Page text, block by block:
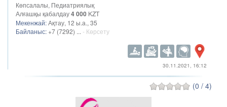
Көпсалалы, Педиатриялық
Алғашқы қабалдау4 000 KZT
Мекенжай:Ақтау, 12 ы.а., 35
Байланыс: +7 (7292) ... - Көрсету
30.11.2021, 16:12
(0 / 4)